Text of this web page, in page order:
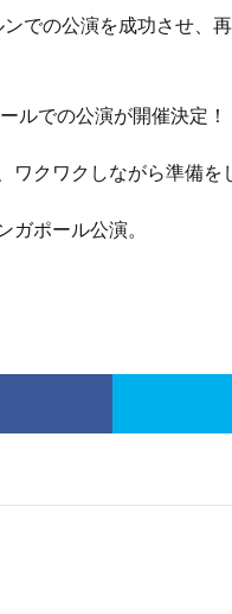
での公演を成功させ、
ルでの公演が開催決定！
クワクしながら準備を
ポール公演。